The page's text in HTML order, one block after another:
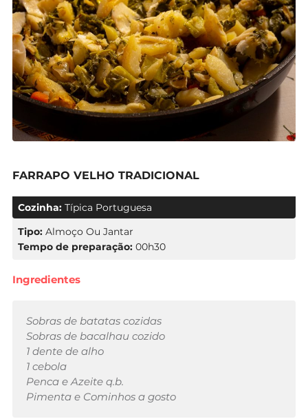
FARRAPO VELHO TRADICIONAL
Cozinha: Típica Portuguesa
Tipo: Almoço Ou Jantar
Tempo de preparação: 00h30
Ingredientes
Sobras de batatas cozidas
Sobras de bacalhau cozido
1 dente de alho
1 cebola
Penca e Azeite q.b.
Pimenta e Cominhos a gosto